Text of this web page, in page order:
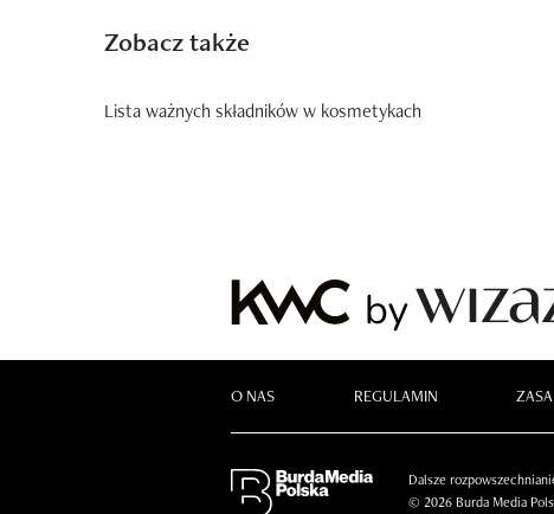
Zobacz także
Lista ważnych składników w kosmetykach
O NAS REGULAMIN
Dalsze
© 2026 Burda Media